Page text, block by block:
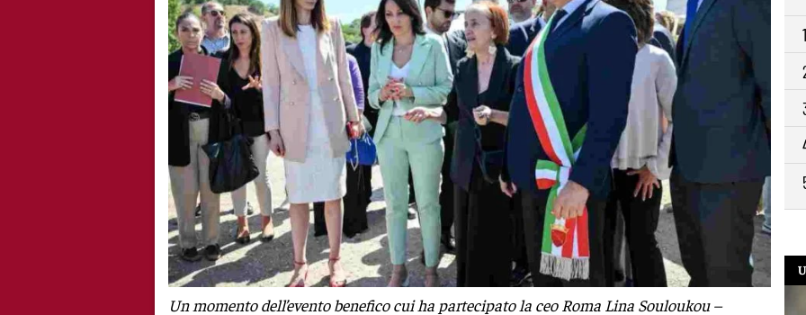
Un momento dell’evento benefico cui ha partecipato la ceo Roma Lina Souloukou –
10:391